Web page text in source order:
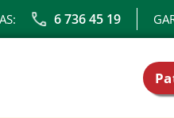
6 736 45 19